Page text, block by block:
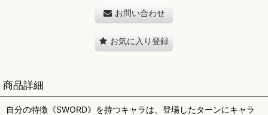
お問い合わせ
お気に入り登録
商品詳細
自分の特徴《SWORD》を持つキャラは、登場したターンにキャラ